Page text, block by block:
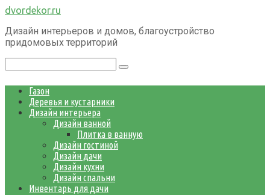
Перейти
контенту
dvordekor.ru
Дизайн интерьеров и домов, благоустройство
придомовых территорий
Газон
Деревья и кустарники
Дизайн интерьера
Дизайн ванной
Плитка в ванную
Дизайн гостиной
Дизайн дачи
Дизайн кухни
Дизайн спальни
Инвентарь для дачи